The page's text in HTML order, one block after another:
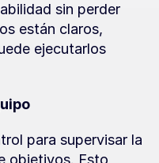
sin perder
están claros,
ejecutarlos
para supervisar la
objetivos. Esto